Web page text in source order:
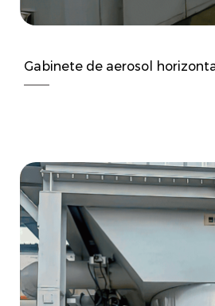
Gabinete de aerosol